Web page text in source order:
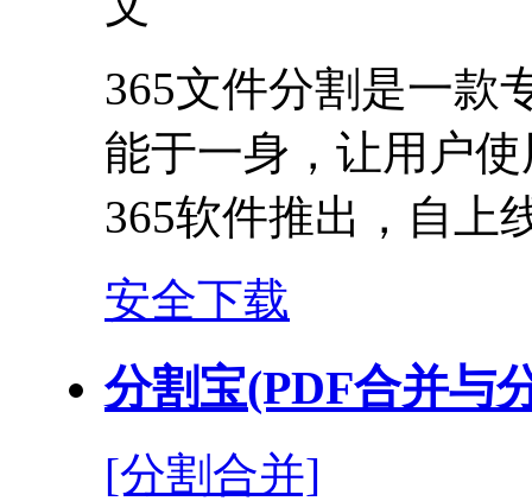
365文件分割是一款
能于一身，让用户
365软件推出，自上
安全下载
分割宝(PDF合并与
[分割合并]